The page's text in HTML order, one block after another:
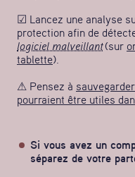
☑ Lancez une analyse
protection afin de
logiciel malveillant(sur
tablette).
⚠ Pensez à
pourraient être utiles
Si vous avez un
séparez de votre